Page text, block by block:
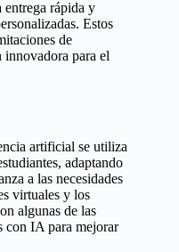
rápida y
Estos
de
para el
artificial se utiliza
adaptando
a las necesidades
virtuales y los
algunas de las
con IA para mejorar